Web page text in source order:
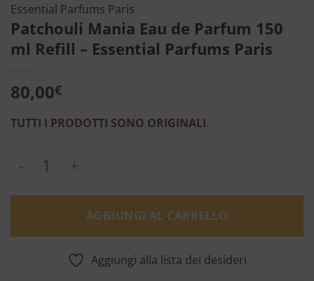
Essential Parfums Paris
Patchouli Mania Eau de Parfum 150
ml Refill – Essential Parfums Paris
80,00€
TUTTI I PRODOTTI SONO ORIGINALI.
Patchouli Mania Eau de Parfum 150 ml
AGGIUNGI AL CARRELLO
Aggiungi alla lista dei desideri